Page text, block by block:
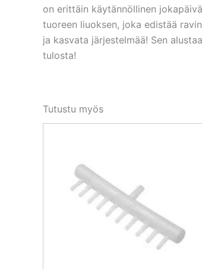
on erittäin käytännöllinen
tuoreen liuoksen, joka edistää
ja kasvata järjestelmää! Sen
tulosta!
Tutustu myös